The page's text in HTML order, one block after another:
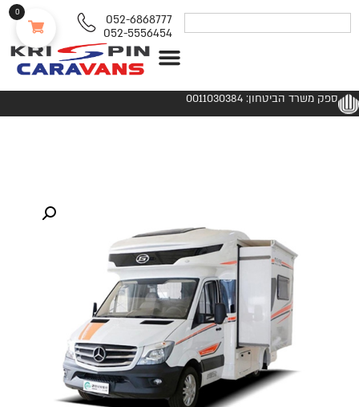
052-6868777
052-5556454
ספק משרד הביטחון: 0011030384
0